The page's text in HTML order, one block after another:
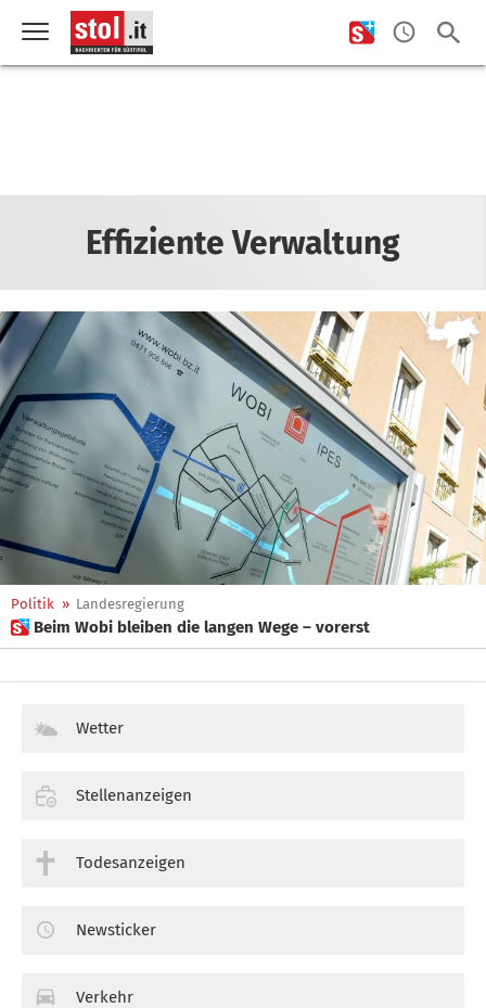
Effiziente Verwaltung
Politik » Landesregierung
 Beim Wobi bleiben die langen Wege – vorerst
Wetter
Stellenanzeigen
Todesanzeigen
Newsticker
Verkehr